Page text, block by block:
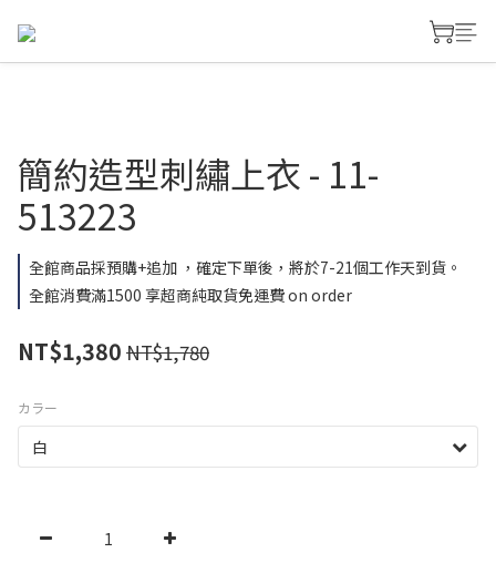
簡約造型刺繡上衣 - 11-
513223
全館商品採預購+追加 ，確定下單後，將於7-21個工作天到貨。
全館消費滿1500 享超商純取貨免運費 on order
NT$1,380 NT$1,780
カラー